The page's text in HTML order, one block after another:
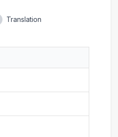
Translation